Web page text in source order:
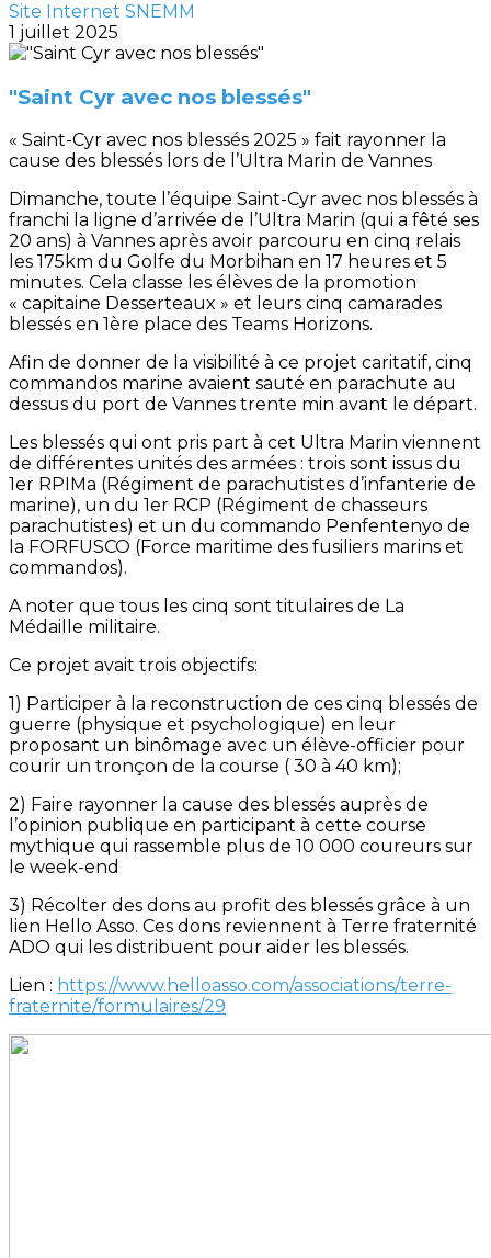
Site Internet SNEMM
1 juillet 2025
"Saint Cyr avec nos blessés"
« Saint-Cyr avec nos blessés 2025 » fait rayonner la
cause des blessés lors de l’Ultra Marin de Vannes
Dimanche, toute l’équipe Saint-Cyr avec nos blessés à
franchi la ligne d’arrivée de l’Ultra Marin (qui a fêté ses
20 ans) à Vannes après avoir parcouru en cinq relais
les 175km du Golfe du Morbihan en 17 heures et 5
minutes. Cela classe les élèves de la promotion
« capitaine Desserteaux » et leurs cinq camarades
blessés en 1ère place des Teams Horizons.
Afin de donner de la visibilité à ce projet caritatif, cinq
commandos marine avaient sauté en parachute au
dessus du port de Vannes trente min avant le départ.
Les blessés qui ont pris part à cet Ultra Marin viennent
de différentes unités des armées : trois sont issus du
1er RPIMa (Régiment de parachutistes d’infanterie de
marine), un du 1er RCP (Régiment de chasseurs
parachutistes) et un du commando Penfentenyo de
la FORFUSCO (Force maritime des fusiliers marins et
commandos).
A noter que tous les cinq sont titulaires de La
Médaille militaire.
Ce projet avait trois objectifs:
1) Participer à la reconstruction de ces cinq blessés de
guerre (physique et psychologique) en leur
proposant un binômage avec un élève-officier pour
courir un tronçon de la course ( 30 à 40 km);
2) Faire rayonner la cause des blessés auprès de
l’opinion publique en participant à cette course
mythique qui rassemble plus de 10 000 coureurs sur
le week-end
3) Récolter des dons au profit des blessés grâce à un
lien Hello Asso. Ces dons reviennent à Terre fraternité
ADO qui les distribuent pour aider les blessés.
Lien : https://www.helloasso.com/associations/terre-
fraternite/formulaires/29